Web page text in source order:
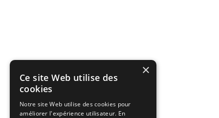
×
Ce site Web utilise des
cookies
Notre site Web utilise des cookies pour
améliorer l'expérience utilisateur. En